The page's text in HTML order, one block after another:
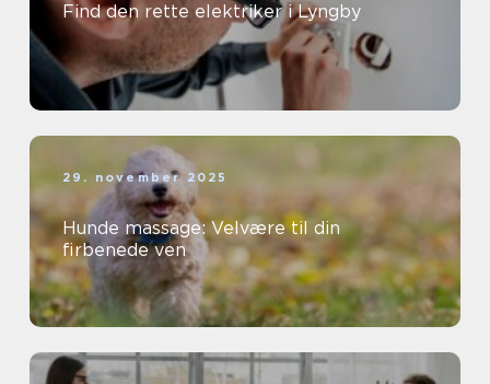
Find den rette elektriker i Lyngby
29. november 2025
Hunde massage: Velvære til din
firbenede ven